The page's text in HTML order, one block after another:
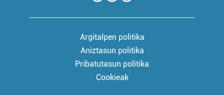
Argitalpen politika
Aniztasun politika
Pribatutasun politika
Cookieak